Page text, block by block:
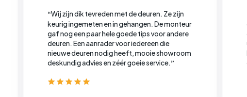
“Wij zijn dik tevreden met de deuren. Ze zijn
keurig ingemeten en in gehangen. De monteur
gaf nog een paar hele goede tips voor andere
deuren. Een aanrader voor iedereen die
nieuwe deuren nodig heeft, mooie showroom
deskundig advies en zéér goeie service.”